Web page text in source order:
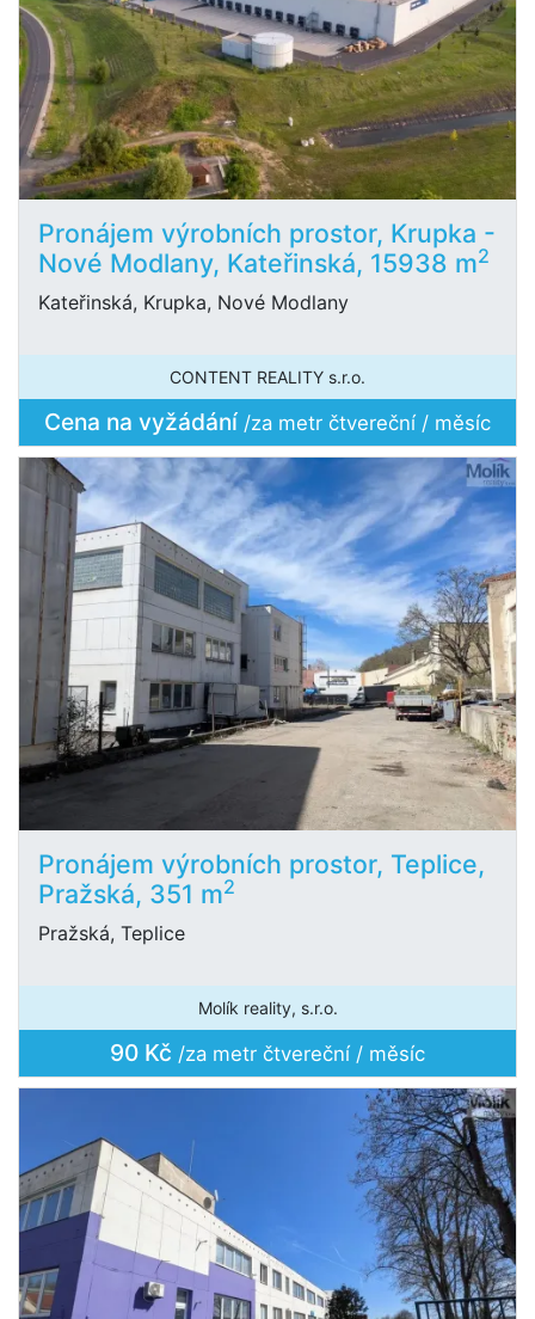
Pronájem výrobních prostor, Krupka -
Nové Modlany, Kateřinská, 15938 m2
Kateřinská, Krupka, Nové Modlany
CONTENT REALITY s.r.o.
Cena na vyžádání /za metr čtvereční / měsíc
Pronájem výrobních prostor, Teplice,
Pražská, 351 m2
Pražská, Teplice
Molík reality, s.r.o.
90 Kč /za metr čtvereční / měsíc